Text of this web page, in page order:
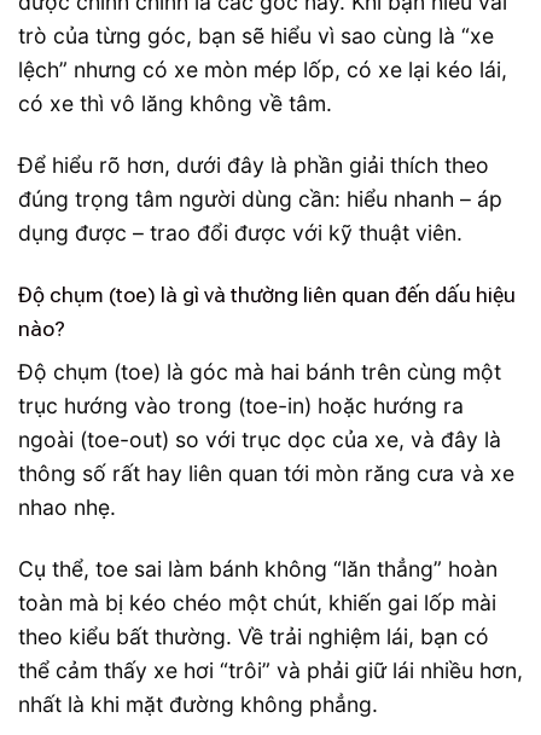
trò của từng góc, bạn sẽ hiểu vì sao cùng là “xe
lệch” nhưng có xe mòn mép lốp, có xe lại kéo lái,
có xe thì vô lăng không về tâm.
Để hiểu rõ hơn, dưới đây là phần giải thích theo
đúng trọng tâm người dùng cần: hiểu nhanh – áp
dụng được – trao đổi được với kỹ thuật viên.
Độ chụm (toe) là gì và thường liên quan đến dấu hiệu
nào?
Độ chụm (toe) là góc mà hai bánh trên cùng một
trục hướng vào trong (toe-in) hoặc hướng ra
ngoài (toe-out) so với trục dọc của xe, và đây là
thông số rất hay liên quan tới mòn răng cưa và xe
nhao nhẹ.
Cụ thể, toe sai làm bánh không “lăn thẳng” hoàn
toàn mà bị kéo chéo một chút, khiến gai lốp mài
theo kiểu bất thường. Về trải nghiệm lái, bạn có
thể cảm thấy xe hơi “trôi” và phải giữ lái nhiều hơn,
nhất là khi mặt đường không phẳng.